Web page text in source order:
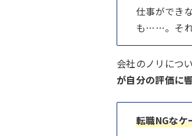
仕事ができ
も……。それ
会社のノリにつ
が自分の評価に
転職NGなケ